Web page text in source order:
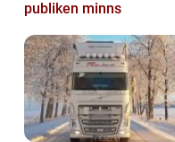
publiken minns